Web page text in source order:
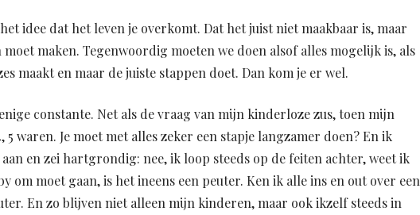
idee dat het leven je overkomt. Dat het juist niet maakbaar is, maar
moet maken. Tegenwoordig moeten we doen alsof alles mogelijk is, als
maakt en maar de juiste stappen doet. Dan kom je er wel.
constante. Net als de vraag van mijn kinderloze zus, toen mijn
5 waren. Je moet met alles zeker een stapje langzamer doen? En ik
en zei hartgrondig: nee, ik loop steeds op de feiten achter, weet ik
om moet gaan, is het ineens een peuter. Ken ik alle ins en out over een
En zo blijven niet alleen mijn kinderen, maar ook ikzelf steeds in